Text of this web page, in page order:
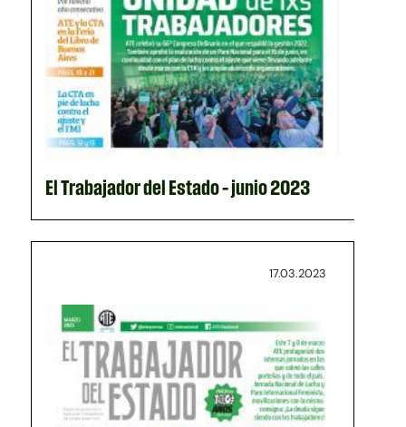
El Trabajador del Estado – junio 2023
17.03.2023